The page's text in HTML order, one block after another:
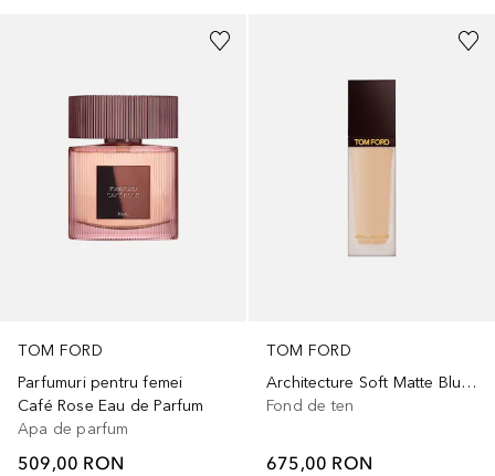
TOM FORD
Parfumuri pentru femei
Café Rose Eau de Parfum
Apa de parfum
509,00 RON
TOM FORD
Architecture Soft Matte Blurring
Fond de ten
675,00 RON